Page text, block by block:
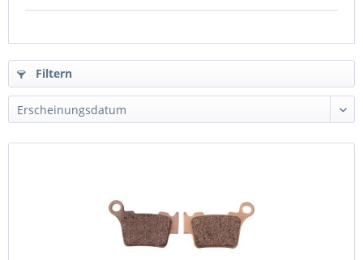
Filtern